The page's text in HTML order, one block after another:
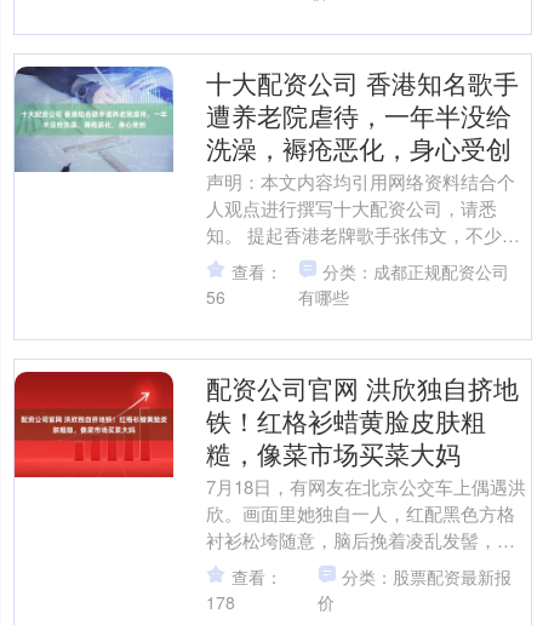
十大配资公司 香港知名歌手
遭养老院虐待，一年半没给
洗澡，褥疮恶化，身心受创
声明：本文内容均引用网络资料结合个
人观点进行撰写十大配资公司，请悉
知。 提起香港老牌歌手张伟文，不少老
一辈听众都留有深刻印象。《友谊之
光》《离别的叮咛》《处处是....
查看：
56
分类：成都正规配资公司
有哪些
配资公司官网 洪欣独自挤地
铁！红格衫蜡黄脸皮肤粗
糙，像菜市场买菜大妈
7月18日，有网友在北京公交车上偶遇洪
欣。画面里她独自一人，红配黑色方格
衬衫松垮随意，脑后挽着凌乱发髻，背
着大包小包，脸部蜡黄皮肤粗糙干瘪，
完全没有昔日女明星的....
查看：
178
分类：股票配资最新报
价